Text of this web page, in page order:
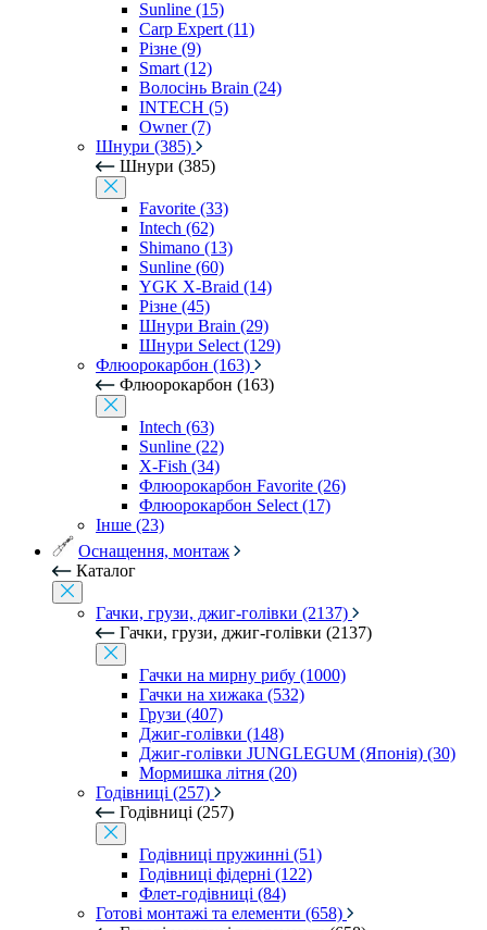
Sunline (15)
Carp Expert (11)
Різне (9)
Smart (12)
Волосінь Brain (24)
INTECH (5)
Owner (7)
Шнури (385)
Шнури (385)
Favorite (33)
Intech (62)
Shimano (13)
Sunline (60)
YGK X-Braid (14)
Різне (45)
Шнури Brain (29)
Шнури Select (129)
Флюорокарбон (163)
Флюорокарбон (163)
Intech (63)
Sunline (22)
X-Fish (34)
Флюорокарбон Favorite (26)
Флюорокарбон Select (17)
Інше (23)
Оснащення, монтаж
Каталог
Гачки, грузи, джиг-голівки (2137)
Гачки, грузи, джиг-голівки (2137)
Гачки на мирну рибу (1000)
Гачки на хижака (532)
Грузи (407)
Джиг-голівки (148)
Джиг-голівки JUNGLEGUM (Японія) (30)
Мормишка літня (20)
Годівниці (257)
Годівниці (257)
Годівниці пружинні (51)
Годівниці фідерні (122)
Флет-годівниці (84)
Готові монтажі та елементи (658)